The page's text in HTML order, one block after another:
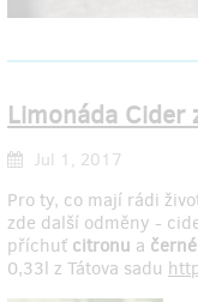
Limonáda Cider
Jul 1, 2017
Pro ty, co mají rádi
zde další odměny -
příchuť citronu a
0,33l z Tátova sadu